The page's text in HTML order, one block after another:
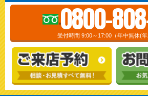
0800-
受付時間 9:00～17:00（年中無休(年